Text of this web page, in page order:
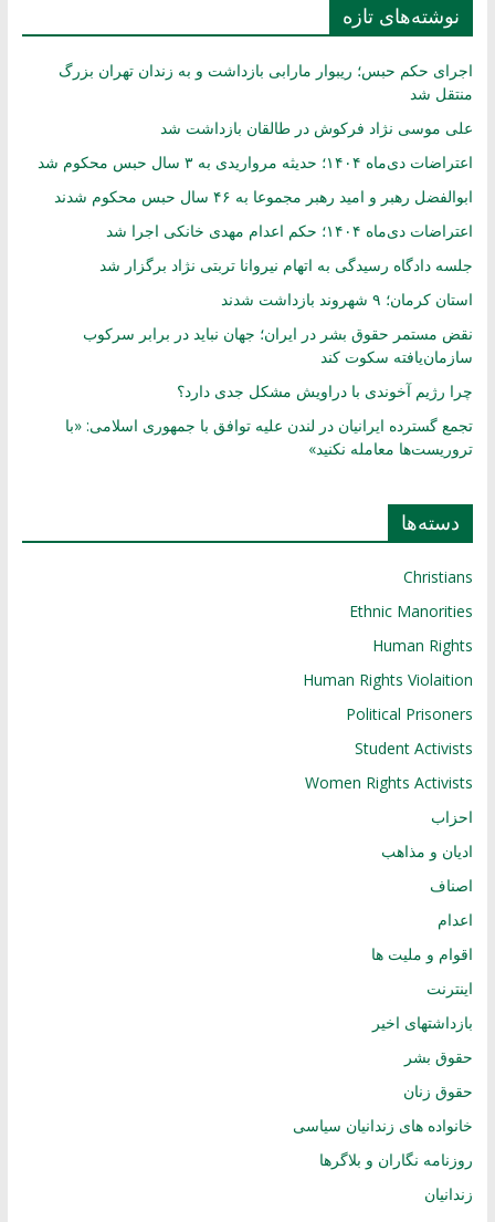
نوشته‌های تازه
اجرای حکم حبس؛ ریبوار مارابی بازداشت و به زندان تهران بزرگ
منتقل شد
علی موسی نژاد فرکوش در طالقان بازداشت شد
اعتراضات دی‌ماه ۱۴۰۴؛ حدیثه مرواریدی به ۳ سال حبس محکوم شد
ابوالفضل رهبر و امید رهبر مجموعا به ۴۶ سال حبس محکوم شدند
اعتراضات دی‌ماه ۱۴۰۴؛ حکم اعدام مهدی خانکی اجرا شد
جلسه دادگاه رسیدگی به اتهام نیروانا تربتی نژاد برگزار شد
استان کرمان؛ ۹ شهروند بازداشت شدند
نقض مستمر حقوق بشر در ایران؛ جهان نباید در برابر سرکوب
سازمان‌یافته سکوت کند
چرا رژیم آخوندی با دراویش مشکل جدی دارد؟
تجمع گسترده ایرانیان در لندن علیه توافق با جمهوری اسلامی: «با
تروریست‌ها معامله نکنید»
دسته‌ها
Christians
Ethnic Manorities
Human Rights
Human Rights Violaition
Political Prisoners
Student Activists
Women Rights Activists
احزاب
ادیان و مذاهب
اصناف
اعدام
اقوام و ملیت ها
اینترنت
بازداشتهای اخیر
حقوق بشر
حقوق زنان
خانواده های زندانیان سیاسی
روزنامه نگاران و بلاگرها
زندانیان